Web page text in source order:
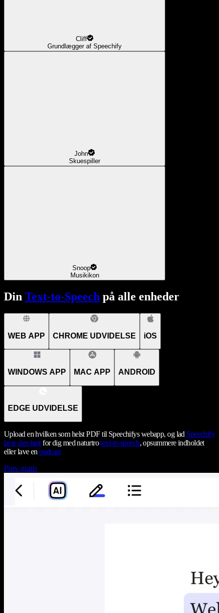
Cliff
Grundlægger af Speechify
John
Skuespiller
Snoop
Musikikon
Din Text-to-Speech på alle enheder
WEB APP CHROME UDVIDELSE iOS
WINDOWS APP MAC APP ANDROID
EDGE UDVIDELSE
Upload en hvilken som helst PDF til Speechifys webapp, og lad Speechify
læse den højtfor dig med naturtrotext-to-speech, opsummere indholdet
eller lave enpodcast
Prøv gratis